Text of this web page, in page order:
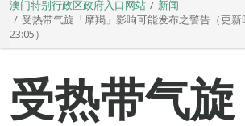
澳门特别行政区政府入口网站
新闻
受热带气旋「摩羯」影响可能发布之警告（更新
23:05）
受热带气